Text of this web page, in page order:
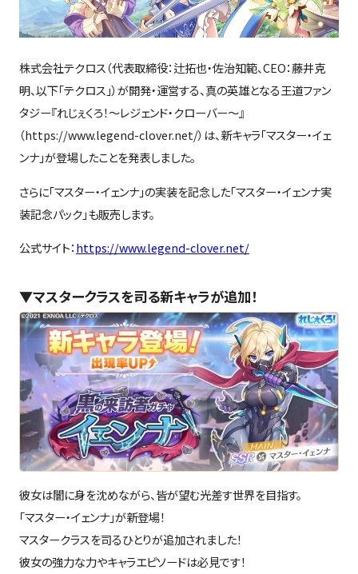
株式会社テクロス（代表取締役：辻拓也・佐治知範、CEO：藤井克
明、以下「テクロス」）が開発・運営する、真の英雄となる王道ファン
タジー『れじぇくろ！～レジェンド・クローバー～』
（https://www.legend-clover.net/）は、新キャラ「マスター・イェ
ンナ」が登場したことを発表しました。
さらに「マスター・イェンナ」の実装を記念した「マスター・イェンナ実
装記念パック」も販売します。
公式サイト：https://www.legend-clover.net/
▼マスタークラスを司る新キャラが追加！
彼女は闇に身を沈めながら、皆が望む光差す世界を目指す。
「マスター・イェンナ」が新登場！
マスタークラスを司るひとりが追加されました！
彼女の強力な力やキャラエピソードは必見です！